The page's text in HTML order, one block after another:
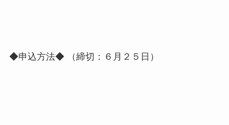
◆申込方法◆ （締切：６月２５日）